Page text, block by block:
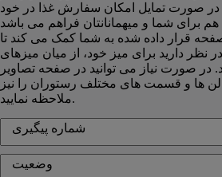
در صورت تمایل امکان سفارش غذا در خود
قرار داده شده به شما کمک می کند تا
نظر دارید برای میز خود، از میان میزهای
در صورت نیاز می توانید در صفحه تصاویر
ها و قسمت های مختلف رستوران را نیز
ملاحظه نمایید.